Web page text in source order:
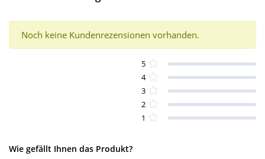
Noch keine Kundenrezensionen vorhanden.
5
4
3
2
1
Wie gefällt Ihnen das Produkt?